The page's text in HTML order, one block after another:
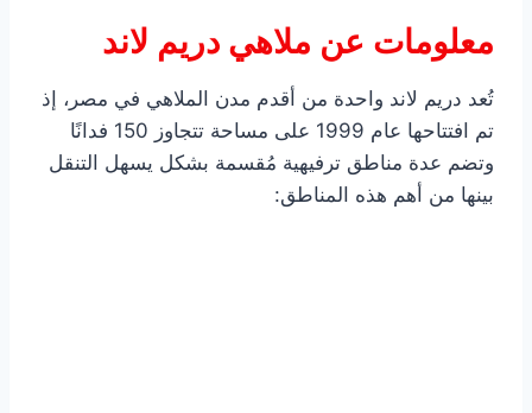
معلومات عن ملاهي دريم لاند
تُعد دريم لاند واحدة من أقدم مدن الملاهي في مصر، إذ
تم افتتاحها عام 1999 على مساحة تتجاوز 150 فدانًا
وتضم عدة مناطق ترفيهية مُقسمة بشكل يسهل التنقل
بينها من أهم هذه المناطق: